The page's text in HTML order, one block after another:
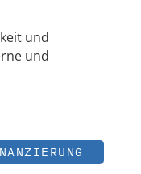
und
und